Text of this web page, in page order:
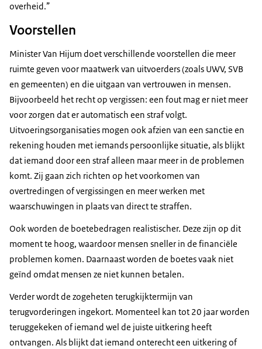
overheid.”
Voorstellen
Minister Van Hijum doet verschillende voorstellen die meer
ruimte geven voor maatwerk van uitvoerders (zoals UWV, SVB
en gemeenten) en die uitgaan van vertrouwen in mensen.
Bijvoorbeeld het recht op vergissen: een fout mag er niet meer
voor zorgen dat er automatisch een straf volgt.
Uitvoeringsorganisaties mogen ook afzien van een sanctie en
rekening houden met iemands persoonlijke situatie, als blijkt
dat iemand door een straf alleen maar meer in de problemen
komt. Zij gaan zich richten op het voorkomen van
overtredingen of vergissingen en meer werken met
waarschuwingen in plaats van direct te straffen.
Ook worden de boetebedragen realistischer. Deze zijn op dit
moment te hoog, waardoor mensen sneller in de financiële
problemen komen. Daarnaast worden de boetes vaak niet
geïnd omdat mensen ze niet kunnen betalen.
Verder wordt de zogeheten terugkijktermijn van
terugvorderingen ingekort. Momenteel kan tot 20 jaar worden
teruggekeken of iemand wel de juiste uitkering heeft
ontvangen. Als blijkt dat iemand onterecht een uitkering of